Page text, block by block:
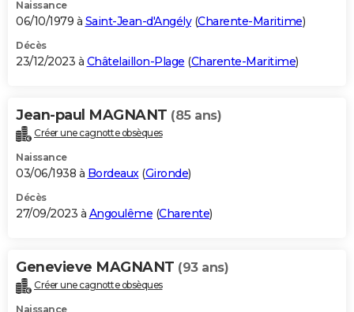
Naissance
06/10/1979 à Saint-Jean-d'Angély(Charente-Maritime)
Décès
23/12/2023 à Châtelaillon-Plage (Charente-Maritime)
Jean-paul MAGNANT (85 ans)
Créer une cagnotte obsèques
Naissance
03/06/1938 à Bordeaux(Gironde)
Décès
27/09/2023 à Angoulême (Charente)
Genevieve MAGNANT (93 ans)
Créer une cagnotte obsèques
Naissance